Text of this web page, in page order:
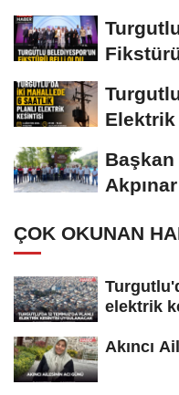
ÇOK OKUNAN
elektrik
Akıncı